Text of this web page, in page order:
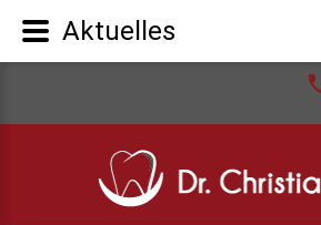
Aktuelles